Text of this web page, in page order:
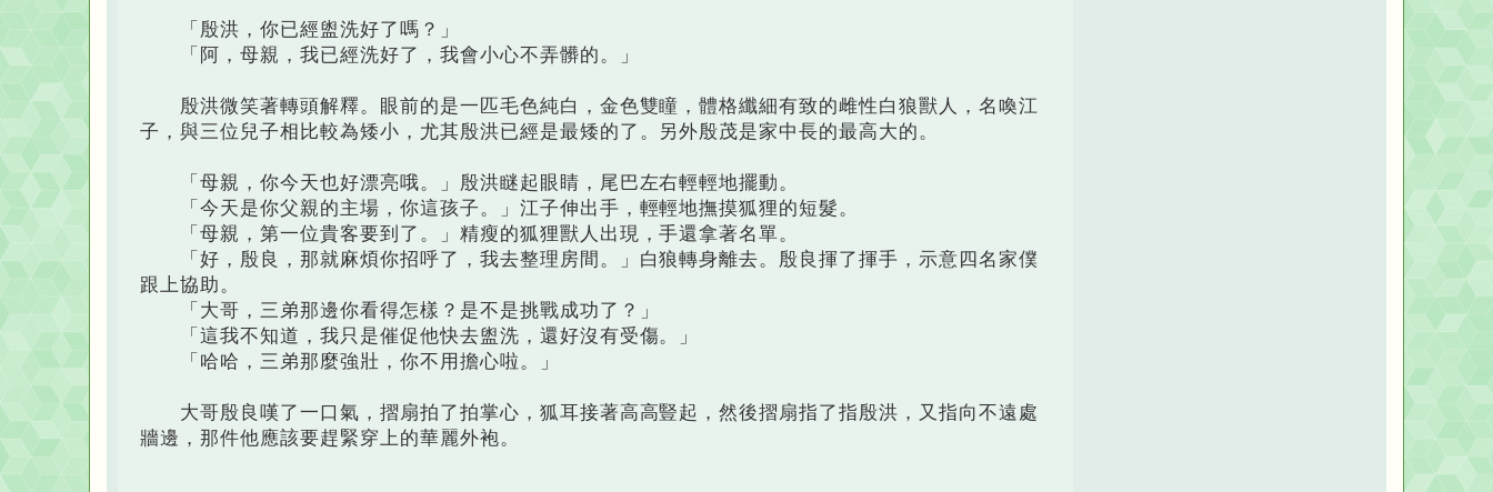
「殷洪，你已經盥洗好了嗎？」
「阿，母親，我已經洗好了，我會小心不弄髒的。」
殷洪微笑著轉頭解釋。眼前的是一匹毛色純白，金色雙瞳，體格纖細有致的雌性白狼獸人，名喚江
子，與三位兒子相比較為矮小，尤其殷洪已經是最矮的了。另外殷茂是家中長的最高大的。
「母親，你今天也好漂亮哦。」殷洪瞇起眼睛，尾巴左右輕輕地擺動。
「今天是你父親的主場，你這孩子。」江子伸出手，輕輕地撫摸狐狸的短髮。
「母親，第一位貴客要到了。」精瘦的狐狸獸人出現，手還拿著名單。
「好，殷良，那就麻煩你招呼了，我去整理房間。」白狼轉身離去。殷良揮了揮手，示意四名家僕
跟上協助。
「大哥，三弟那邊你看得怎樣？是不是挑戰成功了？」
「這我不知道，我只是催促他快去盥洗，還好沒有受傷。」
「哈哈，三弟那麼強壯，你不用擔心啦。」
大哥殷良嘆了一口氣，摺扇拍了拍掌心，狐耳接著高高豎起，然後摺扇指了指殷洪，又指向不遠處
牆邊，那件他應該要趕緊穿上的華麗外袍。